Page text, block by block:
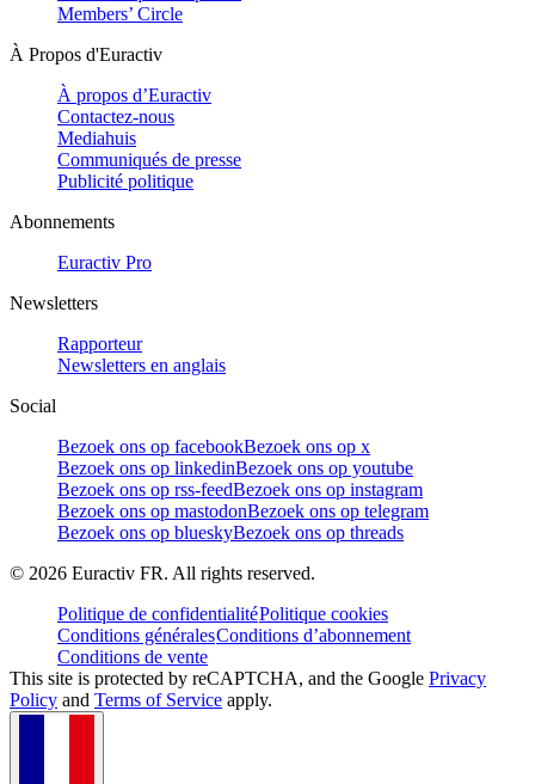
Members’ Circle
À Propos d'Euractiv
À propos d’Euractiv
Contactez-nous
Mediahuis
Communiqués de presse
Publicité politique
Abonnements
Euractiv Pro
Newsletters
Rapporteur
Newsletters en anglais
Social
Bezoek ons op facebookBezoek ons op x
Bezoek ons op linkedinBezoek ons op youtube
Bezoek ons op rss-feedBezoek ons op instagram
Bezoek ons op mastodonBezoek ons op telegram
Bezoek ons op blueskyBezoek ons op threads
© 2026 Euractiv FR. All rights reserved.
Politique de confidentialitéPolitique cookies
Conditions généralesConditions d’abonnement
Conditions de vente
This site is protected by reCAPTCHA, and the Google Privacy
Policy and Terms of Service apply.